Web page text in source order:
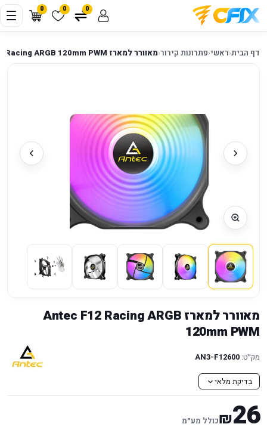
0 0 0
דף הבית‹ראשי‹פתרונות קירור‹מאוורר למארז Antec F12 Racing ARGB 120mm PWM
מאוורר למארז Antec F12 Racing ARGB
120mm PWM
מק״ט: AN3-F12600
בדיקת מלאי
26
₪כולל מע״מ